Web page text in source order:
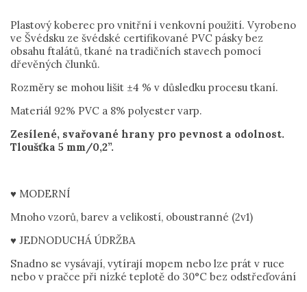
Plastový koberec pro vnitřní i venkovní použití. Vyrobeno
ve Švédsku ze švédské certifikované PVC pásky bez
obsahu ftalátů, tkané na tradičních stavech pomocí
dřevěných člunků.
Rozměry se mohou lišit ±4 % v důsledku procesu tkaní.
Materiál 92% PVC a 8% polyester varp.
Zesílené, svařované hrany pro pevnost a odolnost.
Tloušťka 5 mm/0,2”.
♥ MODERNÍ
Mnoho vzorů, barev a velikostí, oboustranné (2v1)
♥ JEDNODUCHÁ ÚDRŽBA
Snadno se vysávají, vytírají mopem nebo lze prát v ruce
nebo v pračce při nízké teplotě do 30°C bez odstřeďování